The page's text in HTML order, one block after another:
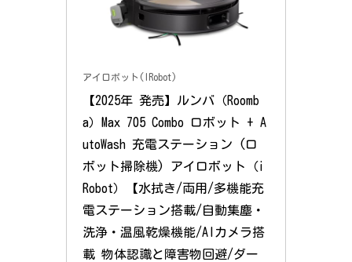
アイロボット(IRobot)
【2025年 発売】ルンバ（Roomb
a）Max 705 Combo ロボット + A
utoWash 充電ステーション (ロ
ボット掃除機) アイロボット（i
Robot）【水拭き/両用/多機能充
電ステーション搭載/自動集塵・
洗浄・温風乾燥機能/AIカメラ搭
載 物体認識と障害物回避/ダー